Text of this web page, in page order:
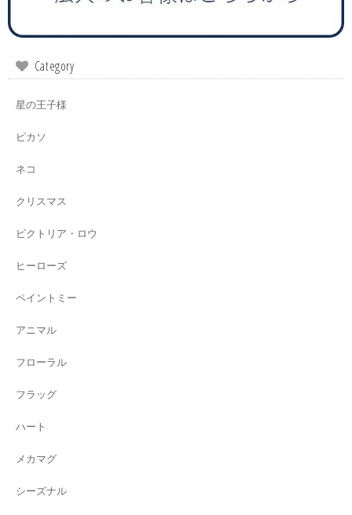
Category
星の王子様
ピカソ
ネコ
クリスマス
ビクトリア・ロウ
ヒーローズ
ペイントミー
アニマル
フローラル
フラッグ
ハート
メカマグ
シーズナル